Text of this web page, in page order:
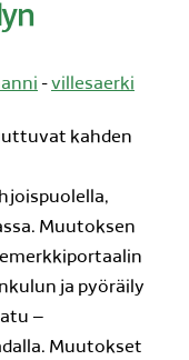
-villesaerki
kahden
Muutoksen
ja pyöräily
–
Muutokset